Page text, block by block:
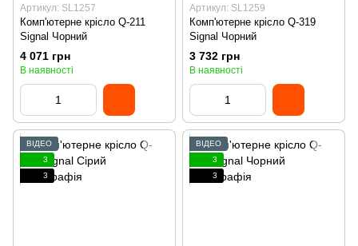
Артикул: SL1257
Комп'ютерне крісло Q-211
Signal Чорний
4 071 грн
В наявності
Артикул: SL1259
Комп'ютерне крісло Q-319
Signal Чорний
3 732 грн
В наявності
ВІДЕО
3
3
ВІДЕО
3
3